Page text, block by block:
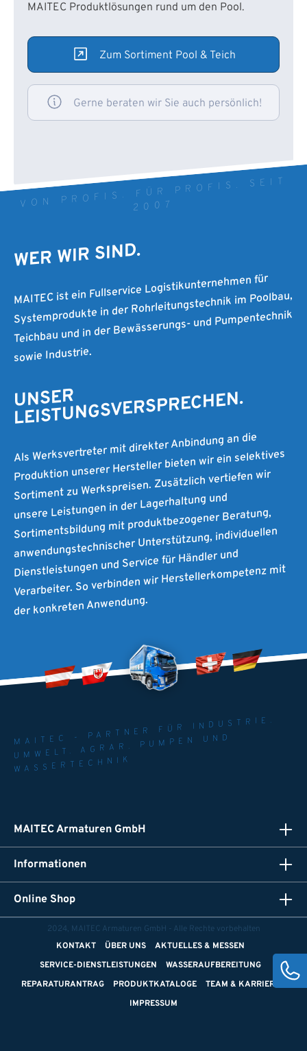
MAITEC Produktlösungen rund um den Pool.
Zum Sortiment Pool & Teich
Gerne beraten wir Sie auch persönlich!
VON PROFIS. FÜR PROFIS. SEIT
2007
WER WIR SIND.
MAITEC ist ein Fullservice Logistikunternehmen für
Systemprodukte in der Rohrleitungstechnik im Poolbau,
Teichbau und in der Bewässerungs- und Pumpentechnik
sowie Industrie.
UNSER
LEISTUNGSVERSPRECHEN.
Als Werksvertreter mit direkter Anbindung an die
Produktion unserer Hersteller bieten wir ein selektives
Sortiment zu Werkspreisen. Zusätzlich vertiefen wir
unsere Leistungen in der Lagerhaltung und
Sortimentsbildung mit produktbezogener Beratung,
anwendungstechnischer Unterstützung, individuellen
Dienstleistungen und Service für Händler und
Verarbeiter. So verbinden wir Herstellerkompetenz mit
der konkreten Anwendung.
MAITEC - PARTNER FÜR INDUSTRIE.
UMWELT. AGRAR. PUMPEN UND
WASSERTECHNIK
MAITEC Armaturen GmbH
Informationen
Online Shop
2024, MAITEC Armaturen GmbH - Alle Rechte vorbehalten
KONTAKT
ÜBER UNS
AKTUELLES & MESSEN
SERVICE-DIENSTLEISTUNGEN
WASSERAUFBEREITUNG
REPARATURANTRAG
PRODUKTKATALOGE
TEAM & KARRIERE
IMPRESSUM